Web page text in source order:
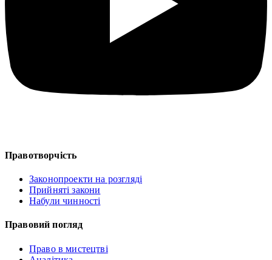
Правотворчість
Законопроекти на розгляді
Прийняті закони
Набули чинності
Правовий погляд
Право в мистецтві